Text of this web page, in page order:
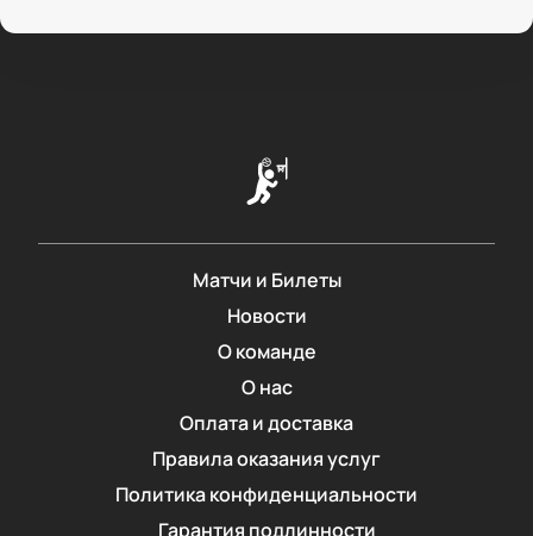
Матчи и Билеты
Новости
О команде
О нас
Оплата и доставка
Правила оказания услуг
Политика конфиденциальности
Гарантия подлинности